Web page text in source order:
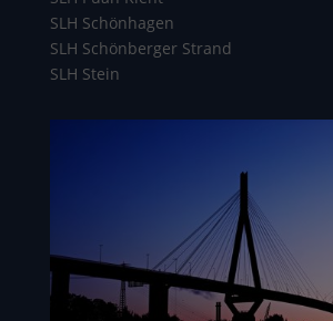
SLH Schönhagen
SLH Schönberger Strand
SLH Stein